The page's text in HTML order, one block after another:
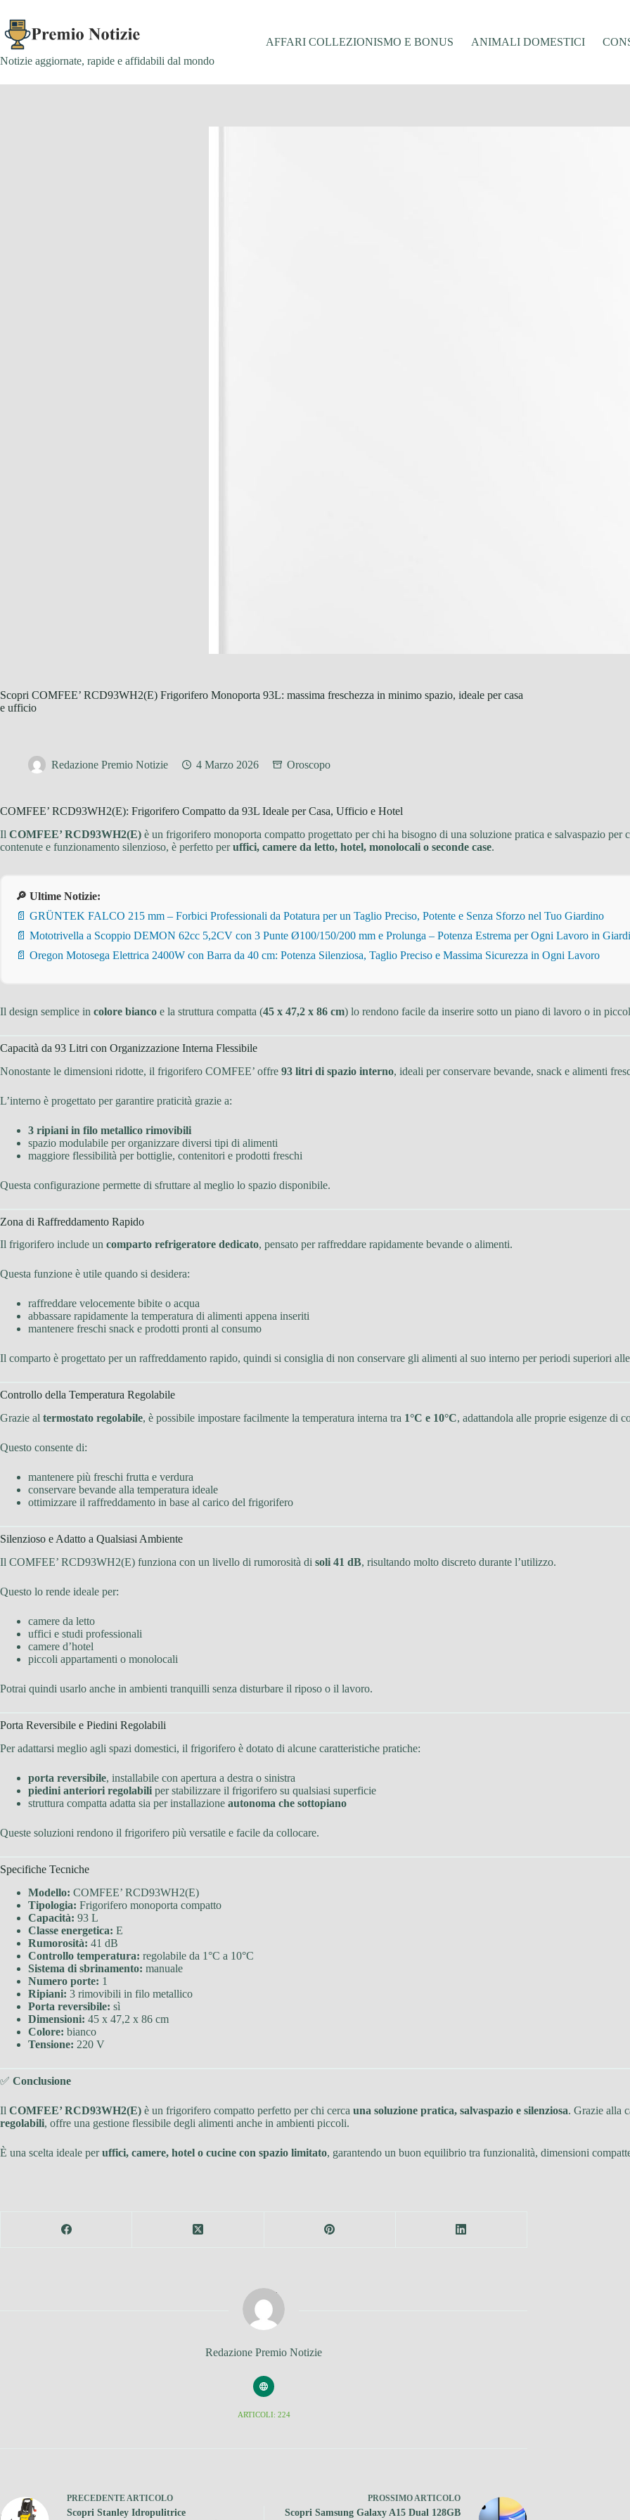
contenuto
Notizie aggiornate, rapide e affidabili dal mondo
AFFARI COLLEZIONISMO E BONUS ANIMALI DOMESTICI
Scopri COMFEE’ RCD93WH2(E) Frigorifero Monoporta 93L: massima freschezza in minimo spazio, ideale per casa
e ufficio
Redazione Premio Notizie 4 Marzo 2026 Oroscopo
COMFEE’ RCD93WH2(E): Frigorifero Compatto da 93L Ideale per Casa, Ufficio e Hotel
Il COMFEE’ RCD93WH2(E) è un frigorifero monoporta compatto progettato per chi ha bisogno di una soluzione pratica e salvaspazio per
contenute e funzionamento silenzioso, è perfetto peruffici, camere da letto, hotel, monolocali o seconde case.
🔎 Ultime Notizie:
📄 GRÜNTEK FALCO 215 mm – Forbici Professionali da Potatura per un Taglio Preciso, Potente e Senza Sforzo nel Tuo Giardino
📄 Mototrivella a Scoppio DEMON 62cc 5,2CV con 3 Punte Ø100/150/200 mm e Prolunga – Potenza Estrema per Ogni Lavoro in
📄 Oregon Motosega Elettrica 2400W con Barra da 40 cm: Potenza Silenziosa, Taglio Preciso e Massima Sicurezza in Ogni Lavoro
Il design semplice in colore bianco e la struttura compatta (45 x 47,2 x 86 cm) lo rendono facile da inserire sotto un piano di lavoro o in
Capacità da 93 Litri con Organizzazione Interna Flessibile
Nonostante le dimensioni ridotte, il frigorifero COMFEE’ offre 93 litri di spazio interno, ideali per conservare bevande, snack e alimenti
L’interno è progettato per garantire praticità grazie a:
3 ripiani in filo metallico rimovibili
spazio modulabile per organizzare diversi tipi di alimenti
maggiore flessibilità per bottiglie, contenitori e prodotti freschi
Questa configurazione permette di sfruttare al meglio lo spazio disponibile.
Zona di Raffreddamento Rapido
Il frigorifero include un comparto refrigeratore dedicato, pensato per raffreddare rapidamente bevande o alimenti.
Questa funzione è utile quando si desidera:
raffreddare velocemente bibite o acqua
abbassare rapidamente la temperatura di alimenti appena inseriti
mantenere freschi snack e prodotti pronti al consumo
Il comparto è progettato per un raffreddamento rapido, quindi si consiglia di non conservare gli alimenti al suo interno per periodi superiori alle
Controllo della Temperatura Regolabile
Grazie al termostato regolabile, è possibile impostare facilmente la temperatura interna tra 1°C e 10°C, adattandola alle proprie esigenze di
Questo consente di:
mantenere più freschi frutta e verdura
conservare bevande alla temperatura ideale
ottimizzare il raffreddamento in base al carico del frigorifero
Silenzioso e Adatto a Qualsiasi Ambiente
Il COMFEE’ RCD93WH2(E) funziona con un livello di rumorosità di soli 41 dB, risultando molto discreto durante l’utilizzo.
Questo lo rende ideale per:
camere da letto
uffici e studi professionali
camere d’hotel
piccoli appartamenti o monolocali
Potrai quindi usarlo anche in ambienti tranquilli senza disturbare il riposo o il lavoro.
Porta Reversibile e Piedini Regolabili
Per adattarsi meglio agli spazi domestici, il frigorifero è dotato di alcune caratteristiche pratiche:
porta reversibile, installabile con apertura a destra o sinistra
piedini anteriori regolabili per stabilizzare il frigorifero su qualsiasi superficie
struttura compatta adatta sia per installazione autonoma che sottopiano
Queste soluzioni rendono il frigorifero più versatile e facile da collocare.
Specifiche Tecniche
Modello: COMFEE’ RCD93WH2(E)
Tipologia: Frigorifero monoporta compatto
Capacità: 93 L
Classe energetica: E
Rumorosità: 41 dB
Controllo temperatura: regolabile da 1°C a 10°C
Sistema di sbrinamento: manuale
Numero porte: 1
Ripiani: 3 rimovibili in filo metallico
Porta reversibile: sì
Dimensioni: 45 x 47,2 x 86 cm
Colore: bianco
Tensione: 220 V
✅ Conclusione
Il COMFEE’ RCD93WH2(E) è un frigorifero compatto perfetto per chi cerca una soluzione pratica, salvaspazio e silenziosa. Grazie alla
regolabili, offre una gestione flessibile degli alimenti anche in ambienti piccoli.
È una scelta ideale peruffici, camere, hotel o cucine con spazio limitato, garantendo un buon equilibrio tra funzionalità, dimensioni
Redazione Premio Notizie
ARTICOLI: 224
PRECEDENTE ARTICOLO
Scopri Stanley Idropulitrice
PROSSIMO ARTICOLO
Scopri Samsung Galaxy A15 Dual 128GB